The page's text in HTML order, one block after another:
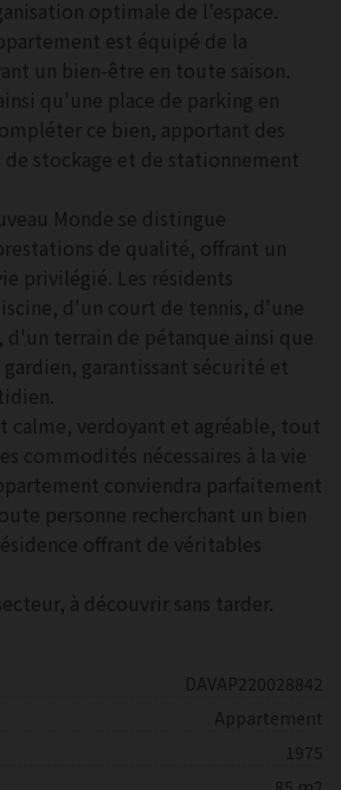
optimale de l'espace.
est équipé de la
un bien-être en toute saison.
qu'une place de parking en
ce bien, apportant des
stockage et de stationnement
Monde se distingue
de qualité, offrant un
privilégié. Les résidents
d'un court de tennis, d'une
terrain de pétanque ainsi que
garantissant sécurité et
calme, verdoyant et agréable, tout
commodités nécessaires à la vie
conviendra parfaitement
personne recherchant un bien
offrant de véritables
à découvrir sans tarder.
DAVAP220028842
Appartement
1975